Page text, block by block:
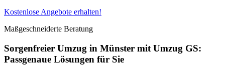
Kostenlose Angebote erhalten!
Maßgeschneiderte Beratung
Sorgenfreier Umzug in Münster mit Umzug GS:
Passgenaue Lösungen für Sie